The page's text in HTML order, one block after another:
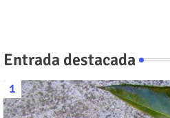
Entrada destacada